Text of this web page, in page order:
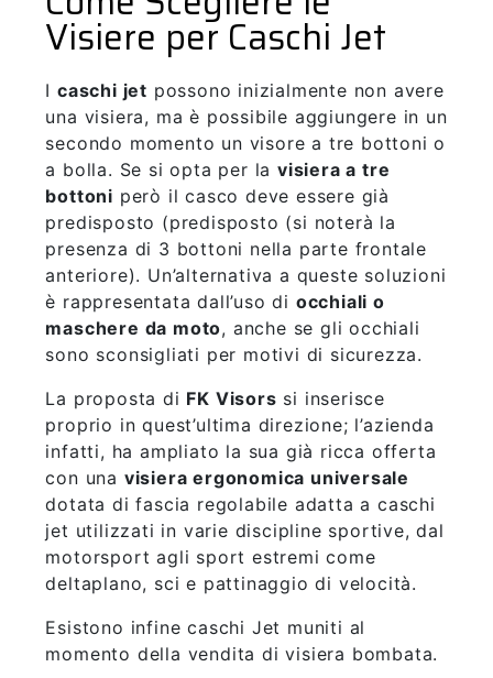
Visiere per Caschi Jet
I caschi jet possono inizialmente non avere
una visiera, ma è possibile aggiungere in un
secondo momento un visore a tre bottoni o
a bolla. Se si opta per la visiera a tre
bottoni però il casco deve essere già
predisposto (predisposto (si noterà la
presenza di 3 bottoni nella parte frontale
anteriore). Un’alternativa a queste soluzioni
è rappresentata dall’uso di occhiali o
maschere da moto, anche se gli occhiali
sono sconsigliati per motivi di sicurezza.
La proposta di FK Visors si inserisce
proprio in quest’ultima direzione; l’azienda
infatti, ha ampliato la sua già ricca offerta
con una visiera ergonomica universale
dotata di fascia regolabile adatta a caschi
jet utilizzati in varie discipline sportive, dal
motorsport agli sport estremi come
deltaplano, sci e pattinaggio di velocità.
Esistono infine caschi Jet muniti al
momento della vendita di visiera bombata.